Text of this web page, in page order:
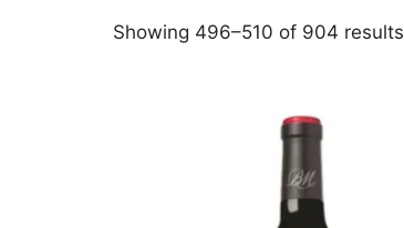
Showing 496–510 of 904 results